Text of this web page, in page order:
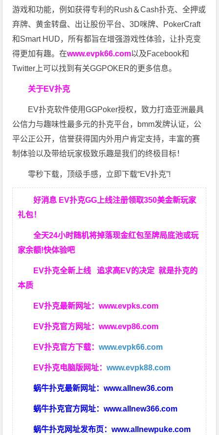
游戏和功能，例如获得专利的Rush＆Cash扑克、全押或
弃牌、黄金转盘、出让股份平台、3D咪牌、PokerCraft
和Smart HUD，所有都旨在增强游戏性体验，让扑克变
得更加有趣。在www.evpk66.com以及Facebook和
Twitter上可以找到有关GGPOKER的更多信息。
关于EV扑克
EV扑克软件使用GGPoker授权，致力打造亚洲最具
公信力与趣味性最多元的扑克平台，bmm发牌认证，公
平公正公开，信誉获得国内外用户肯定支持，丰富的赛
制体验以及带给玩家极致乐趣是我们的终极目标！
零秒下载，顶级手感，立即下载“EV扑克”!
好消息 EV扑克GG上线注册领取350美金新玩家
礼包！
全天24小时随机将掉落现金红包至牌局底池或玩
家余额!快体验吧
EV扑克全新上线 追求高EV的决定就是扑克的
本质
EV扑克最新网址：www.evpks.com
EV扑克官方网址：www.evp86.com
EV扑克官方下载：www.evpk66.com
EV扑克电脑版网址：www.evpk88.com
蜗牛扑克最新网址：www.allnew36.com
蜗牛扑克官方网址：www.allnew366.com
蜗牛扑克网址发布页：www.allnewpuke.com